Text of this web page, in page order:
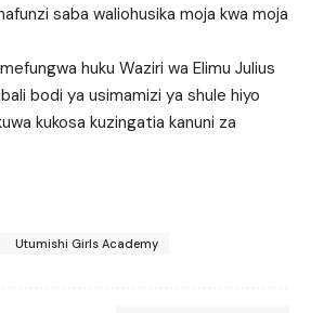
saba waliohusika moja kwa moja
huku Waziri wa Elimu Julius
bodi ya usimamizi ya shule hiyo
kukosa kuzingatia kanuni za
Utumishi Girls Academy